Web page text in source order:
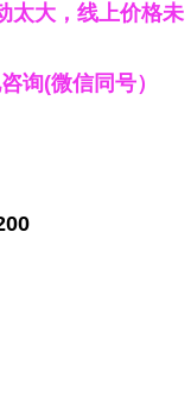
太大，线上价格未
询(微信同号）